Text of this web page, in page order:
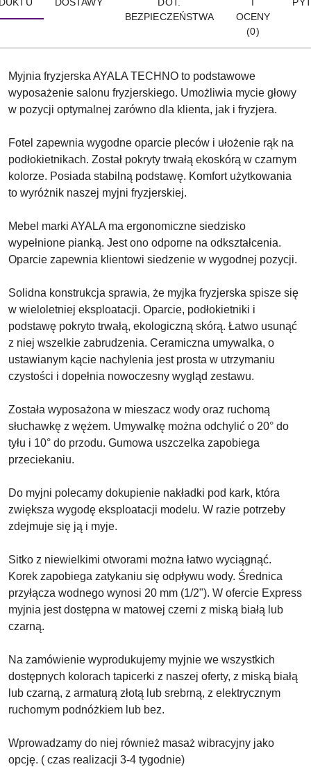
BEZPIECZEŃSTWA
OCENY
(0)
Myjnia fryzjerska AYALA TECHNO to podstawowe
wyposażenie salonu fryzjerskiego. Umożliwia mycie głowy
w pozycji optymalnej zarówno dla klienta, jak i fryzjera.
Fotel zapewnia wygodne oparcie pleców i ułożenie rąk na
podłokietnikach. Został pokryty trwałą ekoskórą w czarnym
kolorze. Posiada stabilną podstawę. Komfort użytkowania
to wyróżnik naszej myjni fryzjerskiej.
Mebel marki AYALA ma ergonomiczne siedzisko
wypełnione pianką. Jest ono odporne na odkształcenia.
Oparcie zapewnia klientowi siedzenie w wygodnej pozycji.
Solidna konstrukcja sprawia, że myjka fryzjerska spisze się
w wieloletniej eksploatacji. Oparcie, podłokietniki i
podstawę pokryto trwałą, ekologiczną skórą. Łatwo usunąć
z niej wszelkie zabrudzenia. Ceramiczna umywalka, o
ustawianym kącie nachylenia jest prosta w utrzymaniu
czystości i dopełnia nowoczesny wygląd zestawu.
Została wyposażona w mieszacz wody oraz ruchomą
słuchawkę z wężem. Umywalkę można odchylić o 20° do
tyłu i 10° do przodu. Gumowa uszczelka zapobiega
przeciekaniu.
Do myjni polecamy dokupienie nakładki pod kark, która
zwiększa wygodę eksploatacji modelu. W razie potrzeby
zdejmuje się ją i myje.
Sitko z niewielkimi otworami można łatwo wyciągnąć.
Korek zapobiega zatykaniu się odpływu wody. Średnica
przyłącza wodnego wynosi 20 mm (1/2"). W ofercie Express
myjnia jest dostępna w matowej czerni z miską białą lub
czarną.
Na zamówienie wyprodukujemy myjnie we wszystkich
dostępnych kolorach tapicerki z naszej oferty, z miską białą
lub czarną, z armaturą złotą lub srebrną, z elektrycznym
ruchomym podnóżkiem lub bez.
Wprowadzamy do niej również masaż wibracyjny jako
opcję. ( czas realizacji 3-4 tygodnie)